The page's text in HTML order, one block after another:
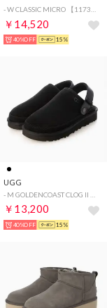
￥14,520
40%OFF 15%
UGG
￥13,200
40%OFF 15%